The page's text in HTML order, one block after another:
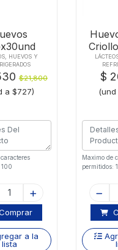
HUEVOS Y
$21,800
a $727)
a la
lista
$
(und
Maximo de
permitidos: